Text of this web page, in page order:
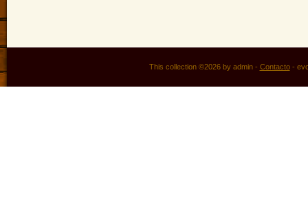
This collection ©2026 by admin - Contacto-